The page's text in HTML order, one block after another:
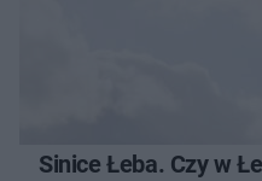
Sinice Łeba. Czy w